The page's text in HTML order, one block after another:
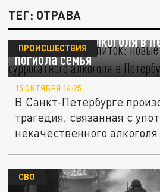
ТЕГ: ОТРАВА
Смертельный напиток:
суррогатного алкоголя в
погибла семья
ПРОИСШЕСТВИЯ
15 ОКТЯБРЯ 16:25
В Санкт-Петербурге
трагедия, связанная с
некачественного алкоголя.
СВО